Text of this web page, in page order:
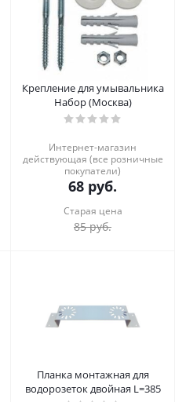
Крепление для умывальника
Набор (Москва)
Интернет-магазин
действующая (все розничные
покупатели)
68 руб.
Старая цена
85руб.
Планка монтажная для
водорозеток двойная L=385